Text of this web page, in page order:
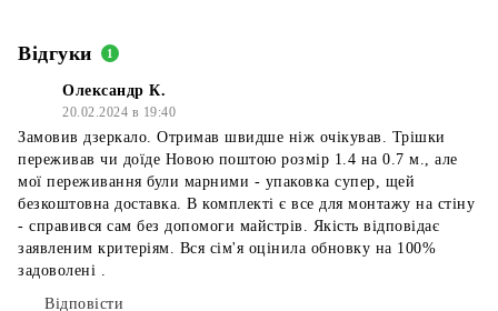
Відгуки 1
Олександр К.
20.02.2024 в 19:40
Замовив дзеркало. Отримав швидше ніж очікував. Трішки
переживав чи доїде Новою поштою розмір 1.4 на 0.7 м., але
мої переживання були марними - упаковка супер, щей
безкоштовна доставка. В комплекті є все для монтажу на стіну
- справився сам без допомоги майстрів. Якість відповідає
заявленим критеріям. Вся сім'я оцінила обновку на 100%
задоволені .
Відповісти